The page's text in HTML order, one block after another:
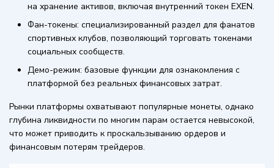
на хранение активов, включая внутренний токен EXEN.
Фан-токены: специализированный раздел для фанатов
спортивных клубов, позволяющий торговать токенами
социальных сообществ.
Демо-режим: базовые функции для ознакомления с
платформой без реальных финансовых затрат.
Рынки платформы охватывают популярные монеты, однако
глубина ликвидности по многим парам остается невысокой,
что может приводить к проскальзыванию ордеров и
финансовым потерям трейдеров.